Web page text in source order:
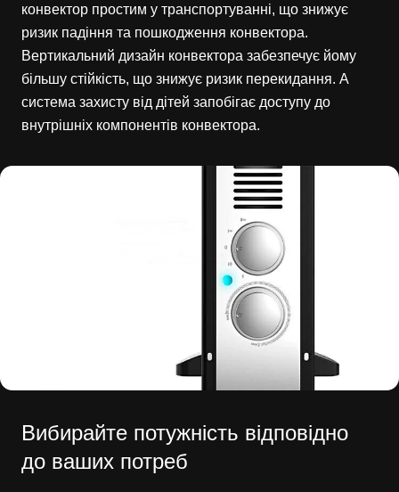
конвектор простим у транспортуванні, що знижує
ризик падіння та пошкодження конвектора.
Вертикальний дизайн конвектора забезпечує йому
більшу стійкість, що знижує ризик перекидання. А
система захисту від дітей запобігає доступу до
внутрішніх компонентів конвектора.
Вибирайте потужність відповідно
до ваших потреб